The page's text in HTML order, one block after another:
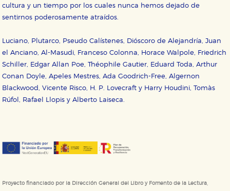
cultura y un tiempo por los cuales nunca hemos dejado de
sentirnos poderosamente atraídos.
Luciano, Plutarco, Pseudo Calístenes, Dióscoro de Alejandría, Juan
el Anciano, Al-Masudi, Franceso Colonna, Horace Walpole, Friedrich
Schiller, Edgar Allan Poe, Théophile Gautier, Eduard Toda, Arthur
Conan Doyle, Apeles Mestres, Ada Goodrich-Free, Algernon
Blackwood, Vicente Risco, H. P. Lovecraft y Harry Houdini, Tomàs
Rúfol, Rafael Llopis y Alberto Laiseca.
Proyecto financiado por la Dirección General del Libro y Fomento de la Lectura,